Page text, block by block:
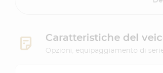
Caratteristiche del
Opzioni, equipaggiamento di